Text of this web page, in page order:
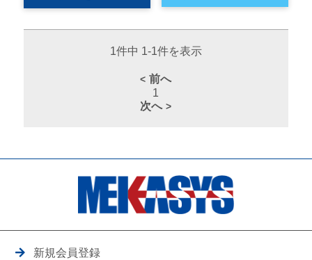
1件中 1-1件を表示
前へ
1
次へ
新規会員登録